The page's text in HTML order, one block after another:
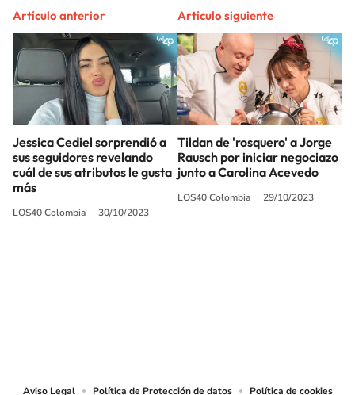
Artículo anterior
Jessica Cediel sorprendió a
sus seguidores revelando
cuál de sus atributos le gusta
más
LOS40 Colombia 30/10/2023
Artículo siguiente
Tildan de 'rosquero' a Jorge
Rausch por iniciar negociazo
junto a Carolina Acevedo
LOS40 Colombia 29/10/2023
Aviso Legal Política de Protección de datos
Política de cookies